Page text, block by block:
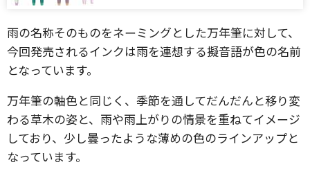
雨の名称そのものをネーミングとした万年筆に対して、
今回発売されるインクは雨を連想する擬音語が色の名前
となっています。
万年筆の軸色と同じく、季節を通してだんだんと移り変
わる草木の姿と、雨や雨上がりの情景を重ねてイメージ
しており、少し曇ったような薄めの色のラインアップと
なっています。